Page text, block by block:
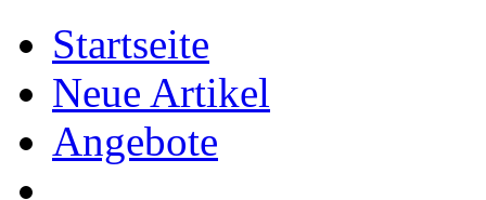
Startseite
Neue Artikel
Angebote